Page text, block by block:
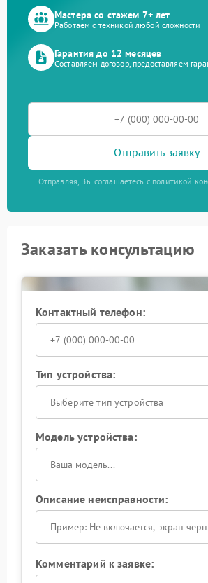
Мастера со стажем 7+ лет
Работаем с техникой любой сложности
Гарантия до 12 месяцев
Составляем договор, предоставляем
Отправить заявку
Отправляя, Вы соглашаетесь с политикой
Заказать консультацию
Контактный телефон:
Тип устройства:
Выберите тип устройства
Модель устройства:
Описание неисправности:
Комментарий к заявке: